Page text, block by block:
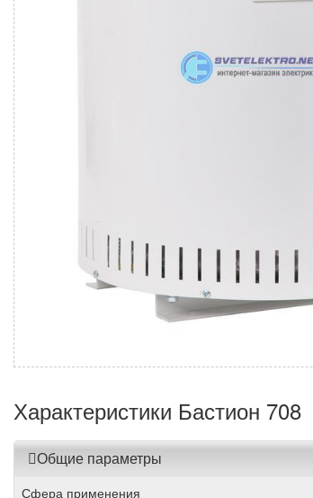
Характеристики Бастион 708
Общие параметры
Сфера применения